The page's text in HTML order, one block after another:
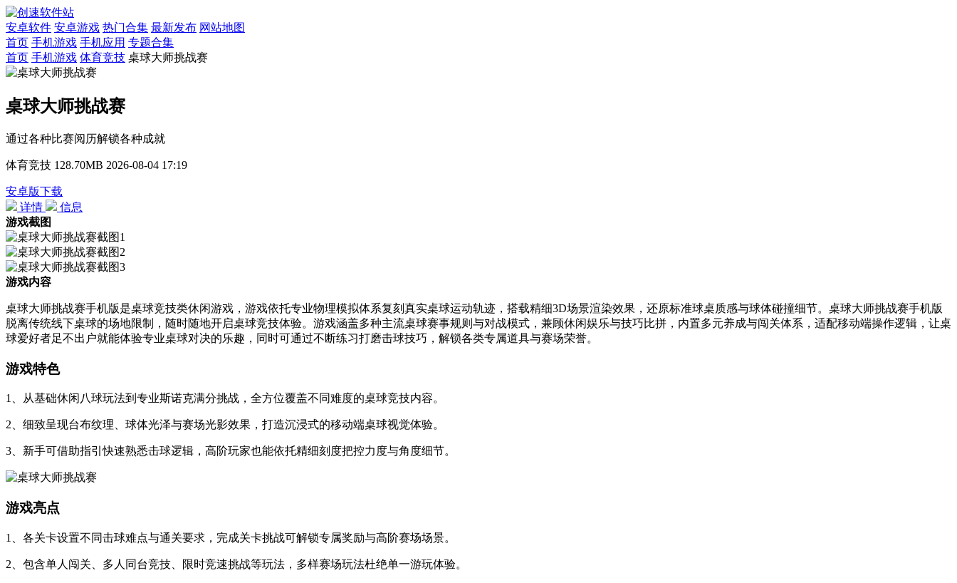
安卓软件 安卓游戏 热门合集 最新发布 网站地图
首页 手机游戏 手机应用 专题合集
首页 手机游戏 体育竞技 桌球大师挑战赛
桌球大师挑战赛
通过各种比赛阅历解锁各种成就
体育竞技 128.70MB 2026-08-04 17:19
安卓版下载
详情
信息
游戏截图
游戏内容
桌球大师挑战赛手机版是桌球竞技类休闲游戏，游戏依托专业物理模拟体系复刻真实桌球运动轨迹，搭载精细3D场景渲染效果，还原标准球桌质感与球体碰撞细节。桌球大师挑战赛手机版
脱离传统线下桌球的场地限制，随时随地开启桌球竞技体验。游戏涵盖多种主流桌球赛事规则与对战模式，兼顾休闲娱乐与技巧比拼，内置多元养成与闯关体系，适配移动端操作逻辑，让桌
球爱好者足不出户就能体验专业桌球对决的乐趣，同时可通过不断练习打磨击球技巧，解锁各类专属道具与赛场荣誉。
游戏特色
1、从基础休闲八球玩法到专业斯诺克满分挑战，全方位覆盖不同难度的桌球竞技内容。
2、细致呈现台布纹理、球体光泽与赛场光影效果，打造沉浸式的移动端桌球视觉体验。
3、新手可借助指引快速熟悉击球逻辑，高阶玩家也能依托精细刻度把控力度与角度细节。
游戏亮点
1、各关卡设置不同击球难点与通关要求，完成关卡挑战可解锁专属奖励与高阶赛场场景。
2、包含单人闯关、多人同台竞技、限时竞速挑战等玩法，多样赛场玩法杜绝单一游玩体验。